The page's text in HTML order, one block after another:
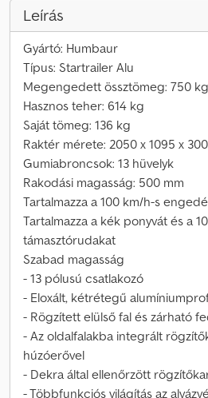
Leírás
Gyártó: Humbaur
Típus: Startrailer Alu
Megengedett össztömeg: 750 kg
Hasznos teher: 614 kg
Saját tömeg: 136 kg
Raktér mérete: 2050 x 1095 x
Gumiabroncsok: 13 hüvelyk
Rakodási magasság: 500 mm
Tartalmazza a 100 km/h-s
Tartalmazza a kék ponyvát és a
támasztórudakat
Szabad magasság
- 13 pólusú csatlakozó
- Eloxált, kétrétegű
- Rögzített elülső fal és zárható
- Az oldalfalakba integrált
húzóerővel
- Dekra által ellenőrzött
- Többfunkciós világítás az